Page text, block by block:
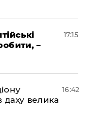
–
17:15
велика
16:42